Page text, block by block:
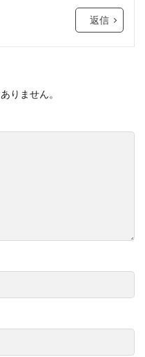
返信
りません。